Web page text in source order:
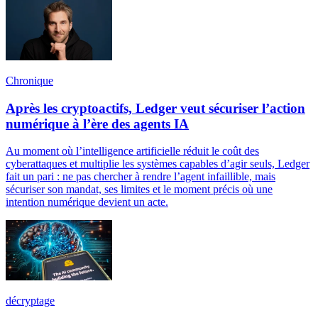
Chronique
Après les cryptoactifs, Ledger veut sécuriser l’action
numérique à l’ère des agents IA
Au moment où l’intelligence artificielle réduit le coût des
cyberattaques et multiplie les systèmes capables d’agir seuls, Ledger
fait un pari : ne pas chercher à rendre l’agent infaillible, mais
sécuriser son mandat, ses limites et le moment précis où une
intention numérique devient un acte.
décryptage